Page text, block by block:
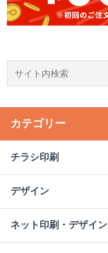
カテゴリー
チラシ印刷
デザイン
ネット印刷・デザイン